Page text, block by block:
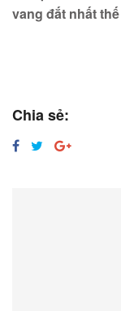
vang đắt nhất
Chia sẻ: